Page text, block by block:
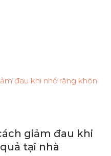
giảm đau khi
tại nhà